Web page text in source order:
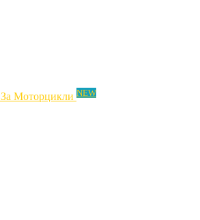
За Моторцикли NEW